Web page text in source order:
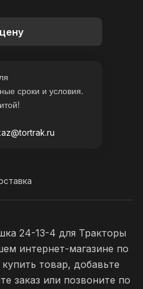
сроки и условия.
24-13-4 для Тракторы
интернет-магазине по
товар, добавьте
заказ или позвоните по